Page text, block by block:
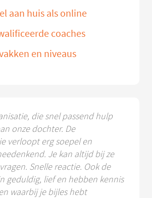
aan huis als online
coaches
en niveaus
die snel passend hulp
onze dochter. De
verloopt erg soepel en
Je kan altijd bij ze
Snelle reactie. Ook de
geduldig, lief en hebben kennis
waarbij je bijles hebt